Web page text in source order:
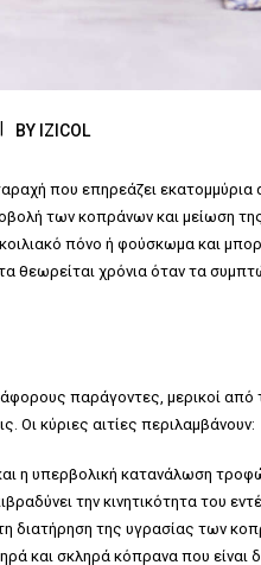
BY IZICOL
που επηρεάζει
των κοπράνων και μείωση
πόνο ή φούσκωμα και
θεωρείται χρόνια όταν τα
παράγοντες, μερικοί
Οι κύριες αιτίες περιλαμβάνουν:
η υπερβολική κατανάλωση
την κινητικότητα του
διατήρηση της υγρασίας των
και σκληρά κόπρανα που είναι